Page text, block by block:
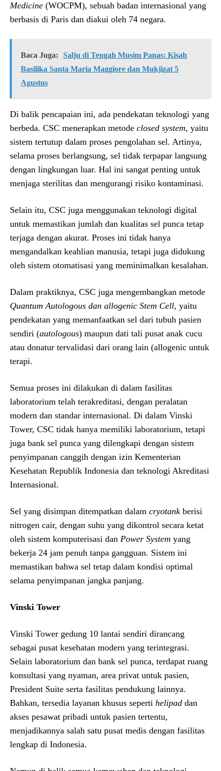
Medicine (WOCPM), sebuah badan internasional yang
berbasis di Paris dan diakui oleh 74 negara.
Baca Juga:
Salju di Tengah Musim Panas: Kisah
Basilika Santa Maria Maggiore dan Mukjizat 5
Agustus
Di balik pencapaian ini, ada pendekatan teknologi yang
berbeda. CSC menerapkan metode closed system, yaitu
sistem tertutup dalam proses pengolahan sel. Artinya,
selama proses berlangsung, sel tidak terpapar langsung
dengan lingkungan luar. Hal ini sangat penting untuk
menjaga sterilitas dan mengurangi risiko kontaminasi.
Selain itu, CSC juga menggunakan teknologi digital
untuk memastikan jumlah dan kualitas sel punca tetap
terjaga dengan akurat. Proses ini tidak hanya
mengandalkan keahlian manusia, tetapi juga didukung
oleh sistem otomatisasi yang meminimalkan kesalahan.
Dalam praktiknya, CSC juga mengembangkan metode
Quantum Autologous dan allogenic Stem Cell, yaitu
pendekatan yang memanfaatkan sel dari tubuh pasien
sendiri (autologous) maupun dati tali pusat anak cucu
atau donatur tervalidasi dari orang lain (allogenic untuk
terapi.
Semua proses ini dilakukan di dalam fasilitas
laboratorium telah terakreditasi, dengan peralatan
modern dan standar internasional. Di dalam Vinski
Tower, CSC tidak hanya memiliki laboratorium, tetapi
juga bank sel punca yang dilengkapi dengan sistem
penyimpanan canggih dengan izin Kementerian
Kesehatan Republik Indonesia dan teknologi Akreditasi
Internasional.
Sel yang disimpan ditempatkan dalam cryotank berisi
nitrogen cair, dengan suhu yang dikontrol secara ketat
oleh sistem komputerisasi dan Power System yang
bekerja 24 jam penuh tanpa gangguan. Sistem ini
memastikan bahwa sel tetap dalam kondisi optimal
selama penyimpanan jangka panjang.
Vinski Tower
Vinski Tower gedung 10 lantai sendiri dirancang
sebagai pusat kesehatan modern yang terintegrasi.
Selain laboratorium dan bank sel punca, terdapat ruang
konsultasi yang nyaman, area privat untuk pasien,
President Suite serta fasilitas pendukung lainnya.
Bahkan, tersedia layanan khusus seperti helipad dan
akses pesawat pribadi untuk pasien tertentu,
menjadikannya salah satu pusat medis dengan fasilitas
lengkap di Indonesia.